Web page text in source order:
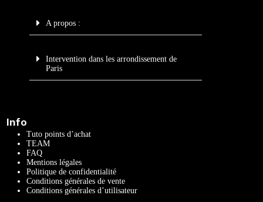
A propos :
Intervention dans les arrondissement de
Paris
Info
Tuto points d’achat
TEAM
FAQ
Mentions légales
Politique de confidentialité
Conditions générales de vente
Conditions générales d’utilisateur